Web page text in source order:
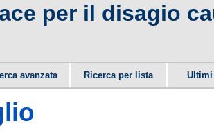
per il disagio
avanzata Ricerca per lista